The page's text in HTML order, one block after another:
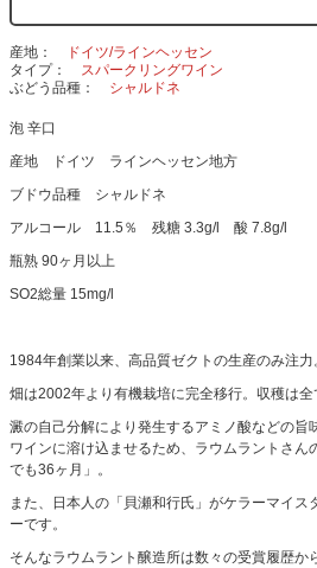
産地
ドイツ/ラインヘッセン
タイプ
スパークリングワイン
ぶどう品種
シャルドネ
泡 辛口
産地 ドイツ ラインヘッセン地方
ブドウ品種 シャルドネ
アルコール 11.5％ 残糖 3.3g/l 酸 7.8g/l
瓶熟 90ヶ月以上
SO2総量 15mg/l
1984年創業以来、高品質ゼクトの生産のみ注力
畑は2002年より有機栽培に完全移行。収穫は全
澱の自己分解により発生するアミノ酸などの旨
ワインに溶け込ませるため、ラウムラントさん
でも36ヶ月」。
また、日本人の「貝瀬和行氏」がケラーマイス
ーです。
そんなラウムラント醸造所は数々の受賞履歴か